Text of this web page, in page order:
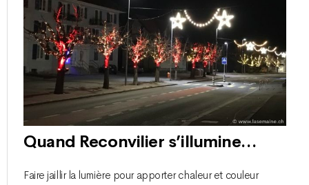
Quand Reconvilier s’illumine…
Faire jaillir la lumière pour apporter chaleur et couleur